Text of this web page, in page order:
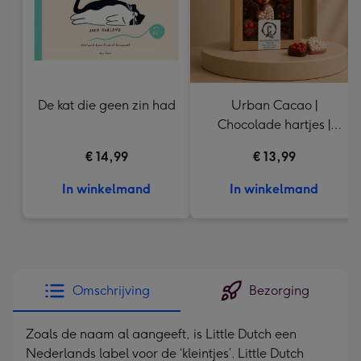
De kat die geen zin had
€ 14,99
In winkelmand
Urban Cacao |
Chocolade hartjes |
€ 13,99
In winkelmand
Omschrijving Bezorging
Zoals de naam al aangeeft, is Little Dutch een
Nederlands label voor de ‘kleintjes’. Little Dutch